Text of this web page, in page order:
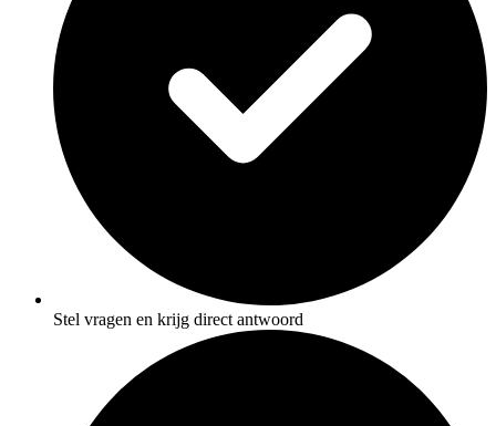
Stel vragen en krijg direct antwoord